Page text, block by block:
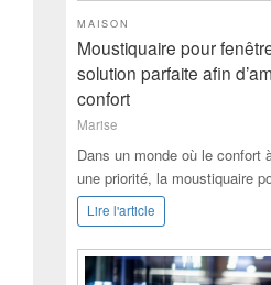
MAISON
Moustiquaire pour
solution parfaite afin
confort
Marise
Dans un monde où le confort
une priorité, la moustiquaire
Lire l'article